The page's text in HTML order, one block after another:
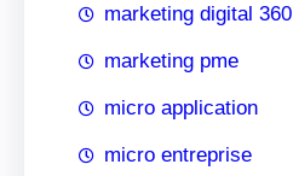
marketing digital 360
marketing pme
micro application
micro entreprise